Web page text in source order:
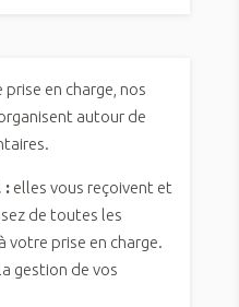
en charge, nos
autour de
:elles vous reçoivent et
de toutes les
votre prise en charge.
gestion de vos